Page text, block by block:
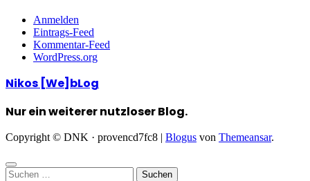
Anmelden
Eintrags-Feed
Kommentar-Feed
WordPress.org
Nikos [We]bLog
Nur ein weiterer nutzloser Blog.
Copyright © DNK · provencd7fc8 | Blogus von Themeansar.
Suchen